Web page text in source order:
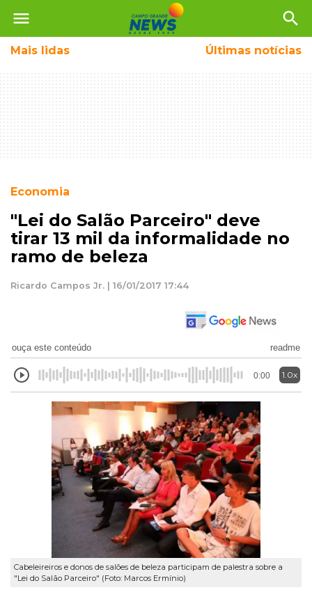
menu search
Mais lidas Últimas notícias
Economia
"Lei do Salão Parceiro" deve
tirar 13 mil da informalidade no
ramo de beleza
Ricardo Campos Jr. | 16/01/2017 17:44
ouça este conteúdo readme
0:00 1.0x
Cabeleireiros e donos de salões de beleza participam de palestra sobre a
"Lei do Salão Parceiro" (Foto: Marcos Ermínio)